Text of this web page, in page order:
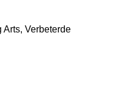
Arts, Verbeterde